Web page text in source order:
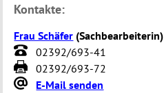
Kontakte:
Frau Schäfer (Sachbearbeiterin)
02392/693-41
02392/693-72
E-Mail senden